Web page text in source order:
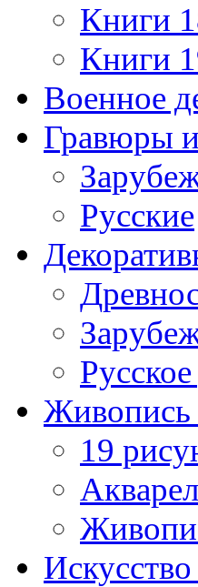
Книги
Книги
Военное
Гравюры
Русские
Живопись
19